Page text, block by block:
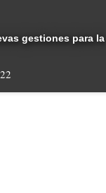
gestiones para la